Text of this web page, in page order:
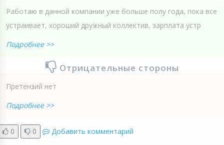
Работаю в данной компании уже больше полу года, пока все
устраивает, хороший дружный коллектив, зарплата устр
Подробнее >>
Отрицательные стороны
Претензий нет
Подробнее >>
0 0 Добавить комментарий